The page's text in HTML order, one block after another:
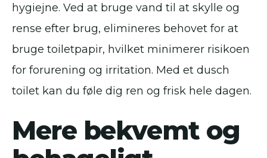
hygiejne. Ved at bruge vand til at skylle og
rense efter brug, elimineres behovet for at
bruge toiletpapir, hvilket minimerer risikoen
for forurening og irritation. Med et dusch
toilet kan du føle dig ren og frisk hele dagen.
Mere bekvemt og